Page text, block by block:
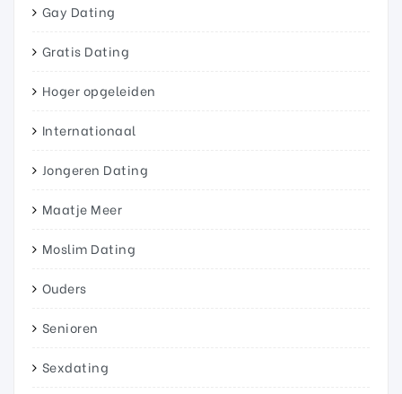
Gay Dating
Gratis Dating
Hoger opgeleiden
Internationaal
Jongeren Dating
Maatje Meer
Moslim Dating
Ouders
Senioren
Sexdating